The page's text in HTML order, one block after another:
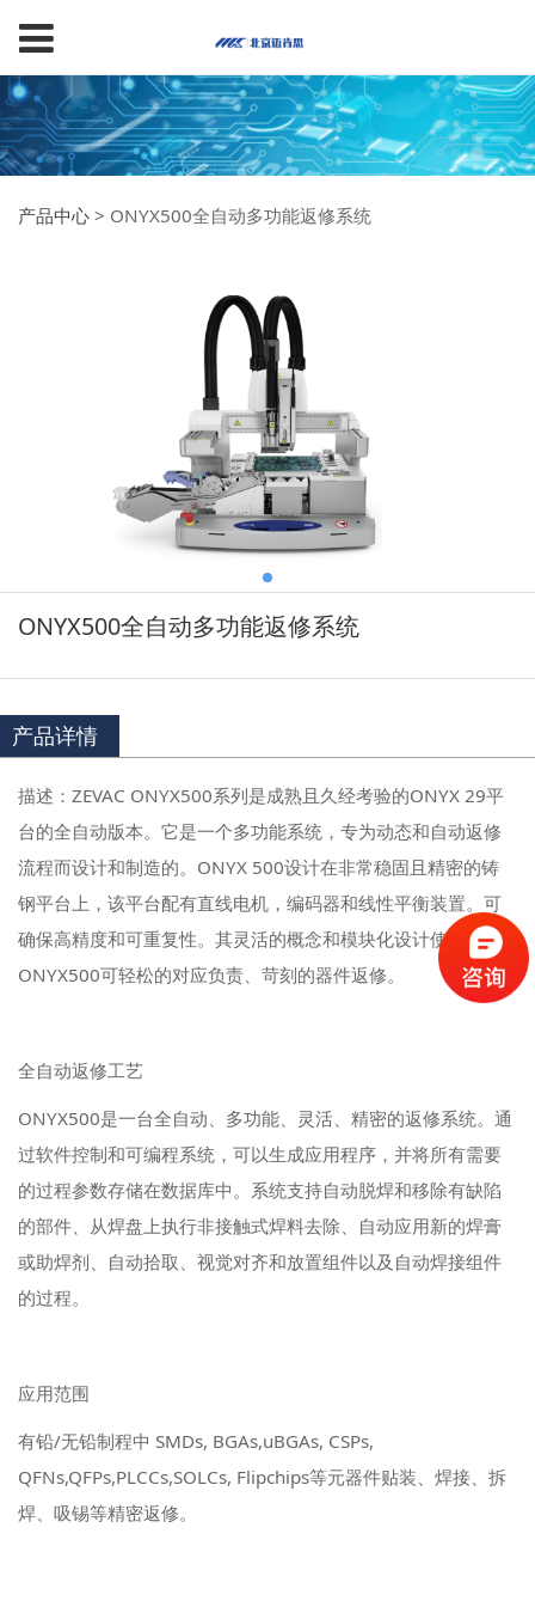
产品中心 > ONYX500全自动多功能返修系统
ONYX500全自动多功能返修系统
产品详情
描述：ZEVAC ONYX500系列是成熟且久经考验的ONYX 29平
台的全自动版本。它是一个多功能系统，专为动态和自动返修
流程而设计和制造的。ONYX 500设计在非常稳固且精密的铸
钢平台上，该平台配有直线电机，编码器和线性平衡装置。可
确保高精度和可重复性。其灵活的概念和模块化设计使得
ONYX500可轻松的对应负责、苛刻的器件返修。
全自动返修工艺
ONYX500是一台全自动、多功能、灵活、精密的返修系统。通
过软件控制和可编程系统，可以生成应用程序，并将所有需要
的过程参数存储在数据库中。系统支持自动脱焊和移除有缺陷
的部件、从焊盘上执行非接触式焊料去除、自动应用新的焊膏
或助焊剂、自动拾取、视觉对齐和放置组件以及自动焊接组件
的过程。
应用范围
有铅/无铅制程中 SMDs, BGAs,uBGAs, CSPs,
QFNs,QFPs,PLCCs,SOLCs, Flipchips等元器件贴装、焊接、拆
焊、吸锡等精密返修。